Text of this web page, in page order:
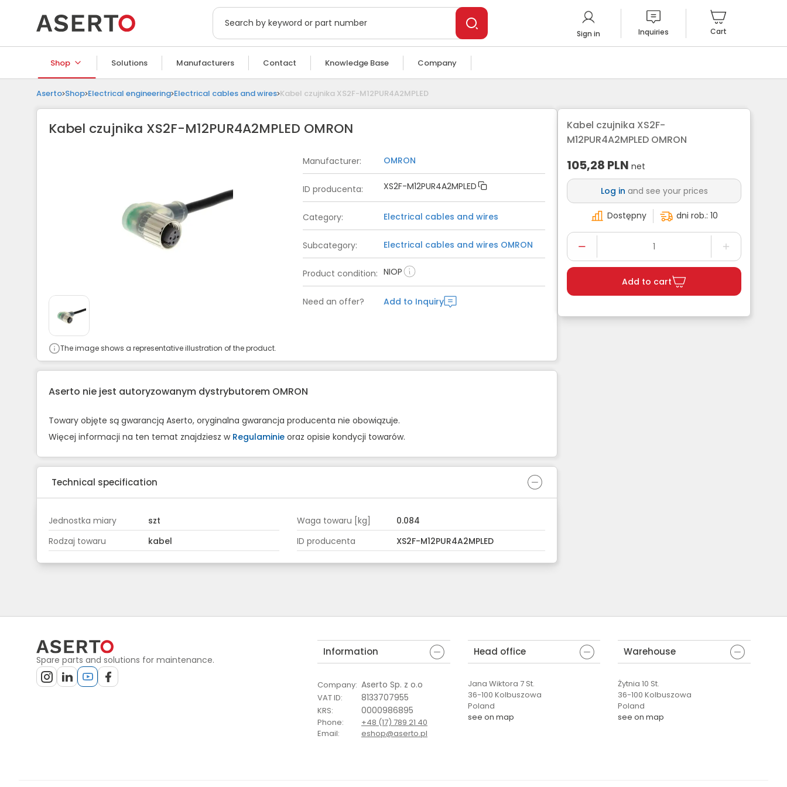
Sign in Inquiries Cart
Shop Solutions Manufacturers Contact Knowledge Base Company
Aserto Shop Electrical engineering Electrical cables and wires Kabel czujnika XS2F-M12PUR4A2MPLED
Kabel czujnika XS2F-M12PUR4A2MPLED OMRON
The image shows a representative illustration of the product.
Manufacturer: OMRON
ID producenta: XS2F-M12PUR4A2MPLED
Category: Electrical cables and wires
Subcategory: Electrical cables and wires OMRON
Product condition: NIOP
Need an offer? Add to Inquiry
Aserto nie jest autoryzowanym dystrybutorem OMRON
Towary objęte są gwarancją Aserto, oryginalna gwarancja producenta nie obowiązuje.
Więcej informacji na ten temat znajdziesz w Regulaminie oraz opisie kondycji towarów.
Technical specification
Jednostka miary szt Waga towaru [kg]
0.084
Rodzaj towaru
kabel ID producenta XS2F-M12PUR4A2MPLED
Kabel czujnika XS2F-
M12PUR4A2MPLED OMRON
105,28 PLN net
Log in and see your prices
Dostępny dni rob.: 10
Add to cart
Spare parts and solutions for maintenance.
Information
Company: Aserto Sp. z o.o
VAT ID: 8133707955
KRS: 0000986895
Phone:
+48 (17) 789 21 40
Email: eshop@aserto.pl
Head office
Jana Wiktora 7 St.
36-100 Kolbuszowa
Poland
see on map
Warehouse
Żytnia 10 St.
36-100 Kolbuszowa
Poland
see on map